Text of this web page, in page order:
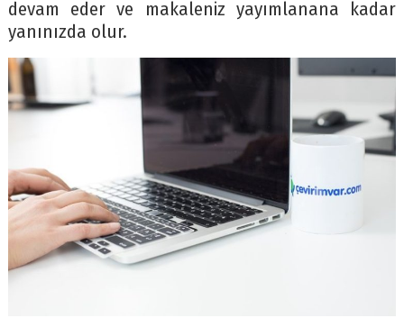
devam eder ve makaleniz yayımlanana kadar
yanınızda olur.